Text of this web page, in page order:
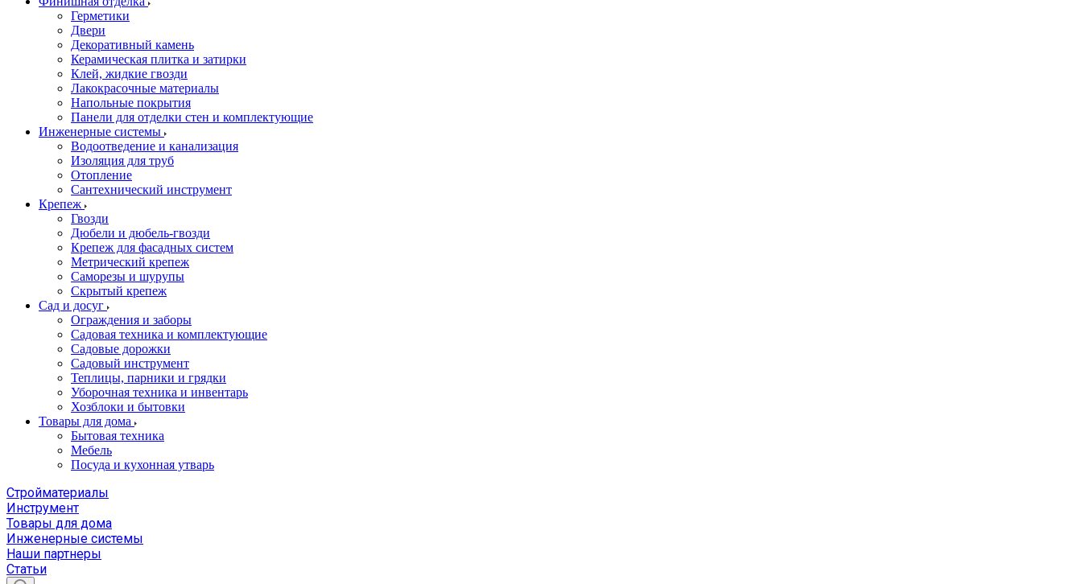
Герметики
Двери
Декоративный камень
Керамическая плитка и затирки
Клей, жидкие гвозди
Лакокрасочные материалы
Напольные покрытия
Панели для отделки стен и комплектующие
Инженерные системы
Водоотведение и канализация
Изоляция для труб
Отопление
Сантехнический инструмент
Крепеж
Гвозди
Дюбели и дюбель-гвозди
Крепеж для фасадных систем
Метрический крепеж
Саморезы и шурупы
Скрытый крепеж
Сад и досуг
Ограждения и заборы
Садовая техника и комплектующие
Садовые дорожки
Садовый инструмент
Теплицы, парники и грядки
Уборочная техника и инвентарь
Хозблоки и бытовки
Товары для дома
Бытовая техника
Мебель
Посуда и кухонная утварь
Стройматериалы
Инструмент
Товары для дома
Инженерные системы
Наши партнеры
Статьи